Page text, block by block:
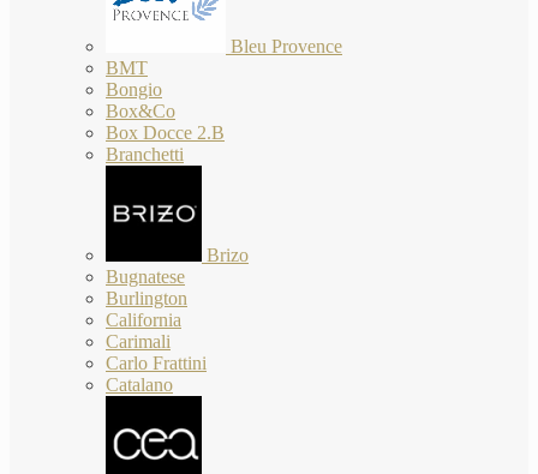
Bleu Provence
BMT
Bongio
Box&Co
Box Docce 2.B
Branchetti
Brizo
Bugnatese
Burlington
California
Carimali
Carlo Frattini
Catalano